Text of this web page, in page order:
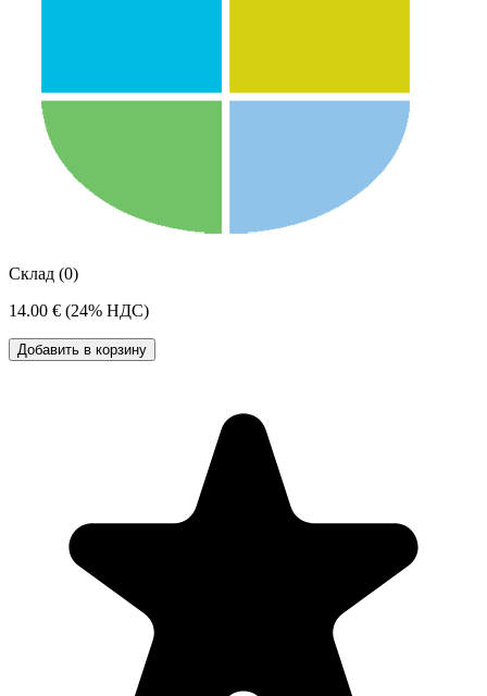
Склад (0)
14.00 € (24% НДС)
Добавить в корзину